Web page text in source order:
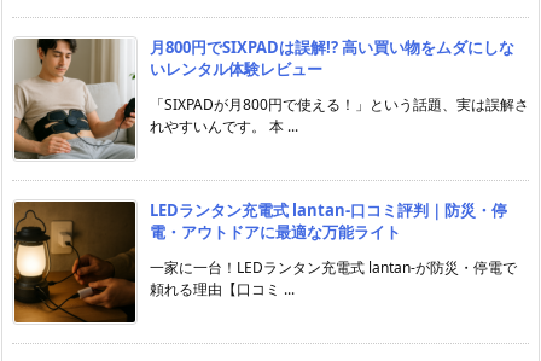
月800円でSIXPADは誤解!? 高い買い物をムダにしな
いレンタル体験レビュー
「SIXPADが月800円で使える！」という話題、実は誤解さ
れやすいんです。 本 ...
LEDランタン充電式 lantan-口コミ評判｜防災・停
電・アウトドアに最適な万能ライト
一家に一台！LEDランタン充電式 lantan-が防災・停電で
頼れる理由【口コミ ...